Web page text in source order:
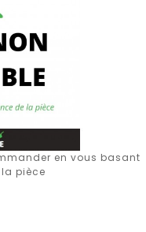
en vous basant
pièce